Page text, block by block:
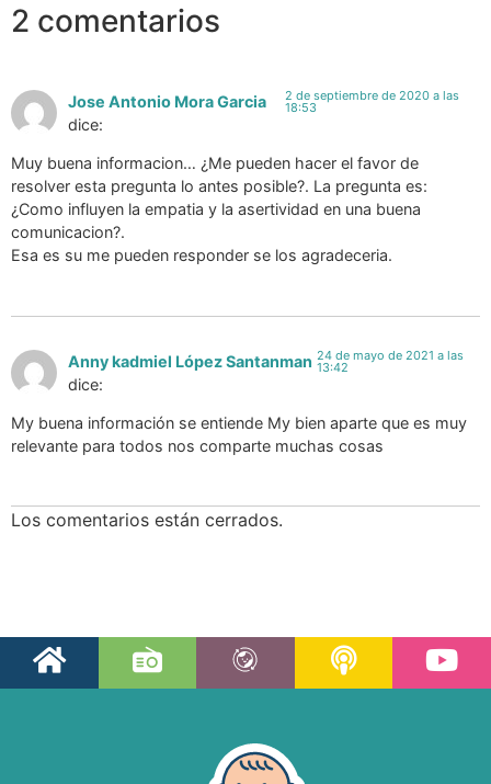
2 comentarios
Jose Antonio Mora Garcia
dice:
2 de septiembre de 2020 a las
18:53
Muy buena informacion… ¿Me pueden hacer el favor de
resolver esta pregunta lo antes posible?. La pregunta es:
¿Como influyen la empatia y la asertividad en una buena
comunicacion?.
Esa es su me pueden responder se los agradeceria.
Anny kadmiel López Santanman
dice:
24 de mayo de 2021 a las
13:42
My buena información se entiende My bien aparte que es muy
relevante para todos nos comparte muchas cosas
Los comentarios están cerrados.